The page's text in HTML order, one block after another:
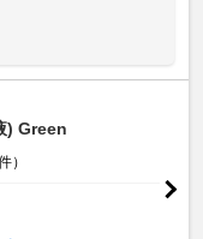
) Green
）